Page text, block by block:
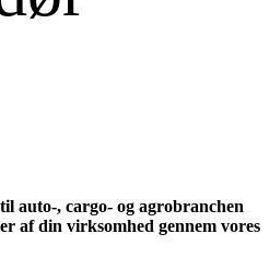
auto-, cargo- og agrobranchen
af din virksomhed gennem vores